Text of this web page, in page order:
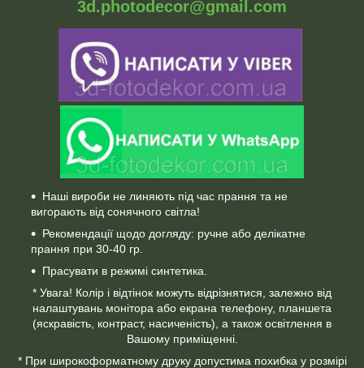
3d.photodecor@gmail.com
Наші вироби не линяють під час прання та не
вигорають від сонячного світла!
Рекомендації щодо догляду: ручне або делікатне
прання при 30-40 гр.
Прасувати в режимі синтетика.
* Увага! Колір і відтінок можуть відрізнятися, залежно від
налаштувань монітора або екрана телефону, планшета
(яскравість, контраст, насиченість), а також освітлення в
Вашому приміщенні.
* При широкоформатному друку допустима похибка у розмірі